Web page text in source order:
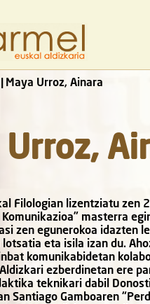
Maya Urroz, Ainara
Urroz,
Filologian lizentziatu
Komunikazioa” masterra
zen egunerokoa idazten
lotsatia eta isila izan du.
komunikabidetan
ezberdinetan ere
teknikari dabil
Santiago Gamboaren